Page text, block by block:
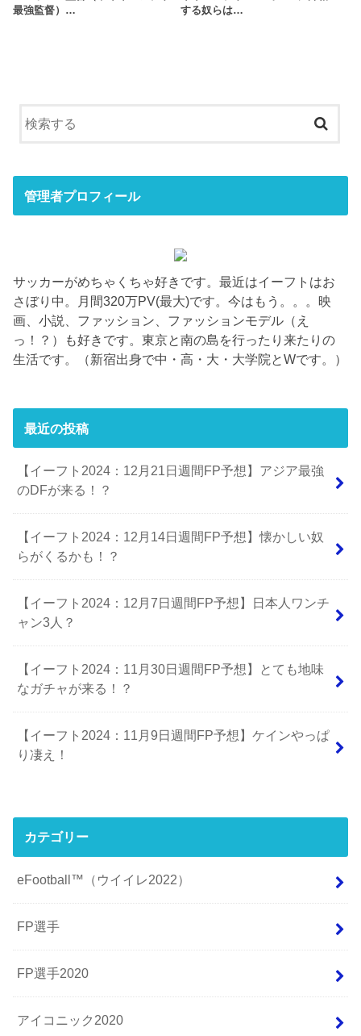
最強監督）…
する奴らは…
管理者プロフィール
サッカーがめちゃくちゃ好きです。最近はイーフトはお
さぼり中。月間320万PV(最大)です。今はもう。。。映
画、小説、ファッション、ファッションモデル（え
っ！？）も好きです。東京と南の島を行ったり来たりの
生活です。（新宿出身で中・高・大・大学院とWです。）
最近の投稿
【イーフト2024：12月21日週間FP予想】アジア最強
のDFが来る！？
【イーフト2024：12月14日週間FP予想】懐かしい奴
らがくるかも！？
【イーフト2024：12月7日週間FP予想】日本人ワンチ
ャン3人？
【イーフト2024：11月30日週間FP予想】とても地味
なガチャが来る！？
【イーフト2024：11月9日週間FP予想】ケインやっぱ
り凄え！
カテゴリー
eFootball™（ウイイレ2022）
FP選手
FP選手2020
アイコニック2020